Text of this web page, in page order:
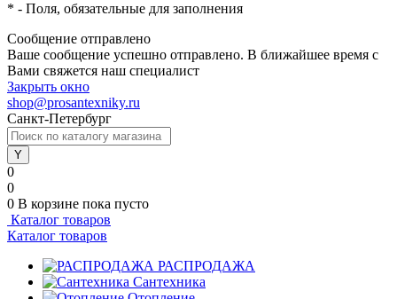
* - Поля, обязательные для заполнения
Сообщение отправлено
Ваше сообщение успешно отправлено. В ближайшее время с
Вами свяжется наш специалист
Закрыть окно
shop@prosantexniky.ru
Санкт-Петербург
0
0
0 В корзине пока пусто
Каталог товаров
Каталог товаров
РАСПРОДАЖА
Сантехника